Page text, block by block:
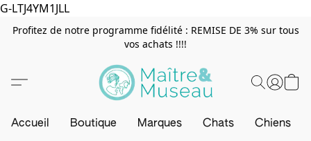
G-LTJ4YM1JLL
Profitez de notre programme fidélité : REMISE DE 3% sur tous
vos achats !!!!
Accueil Boutique Marques Chats Chiens